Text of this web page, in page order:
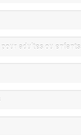
adultes ou enfants